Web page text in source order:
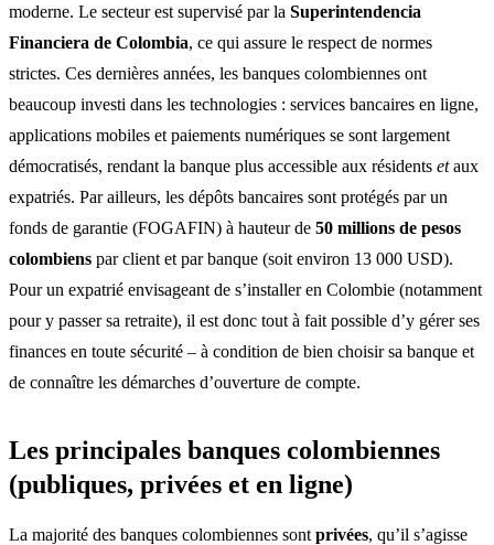
moderne. Le secteur est supervisé par la Superintendencia
Financiera de Colombia, ce qui assure le respect de normes
strictes. Ces dernières années, les banques colombiennes ont
beaucoup investi dans les technologies : services bancaires en ligne,
applications mobiles et paiements numériques se sont largement
démocratisés, rendant la banque plus accessible aux résidents etaux
expatriés. Par ailleurs, les dépôts bancaires sont protégés par un
fonds de garantie (FOGAFIN) à hauteur de 50 millions de pesos
colombiens par client et par banque (soit environ 13 000 USD).
Pour un expatrié envisageant de s’installer en Colombie (notamment
pour y passer sa retraite), il est donc tout à fait possible d’y gérer ses
finances en toute sécurité – à condition de bien choisir sa banque et
de connaître les démarches d’ouverture de compte.
Les principales banques colombiennes
(publiques, privées et en ligne)
La majorité des banques colombiennes sont privées, qu’il s’agisse